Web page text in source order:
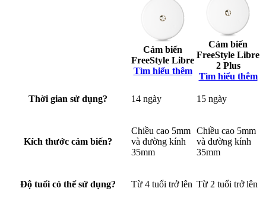
Cảm biến
FreeStyle Libre
Tìm hiểu thêm
Cảm biến
FreeStyle Libre
2 Plus
Tìm hiểu thêm
Thời gian sử dụng? 14 ngày 15 ngày
Kích thước cảm biến?
Chiều cao 5mm
và đường kính
35mm
Chiều cao 5mm
và đường kính
35mm
Độ tuổi có thể sử dụng? Từ 4 tuổi trở lên Từ 2 tuổi trở lên